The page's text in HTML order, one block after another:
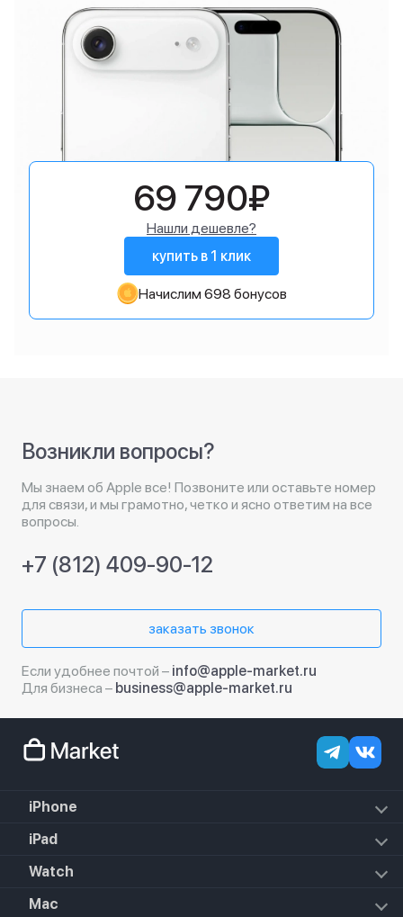
69 790₽
Нашли дешевле?
купить в 1 клик
Начислим 698 бонусов
Возникли вопросы?
Мы знаем об Apple все! Позвоните или оставьте номер
для связи, и мы грамотно, четко и ясно ответим на все
вопросы.
+7 (812) 409-90-12
заказать звонок
Если удобнее почтой – info@apple-market.ru
Для бизнеса – business@apple-market.ru
iPhone
iPhone 17e
iPhone 17 Pro
iPhone 17
iPad
iPad Air (2022)
iPad 10.2 (2021)
Watch
Apple Watch SE 3 2025
Mac